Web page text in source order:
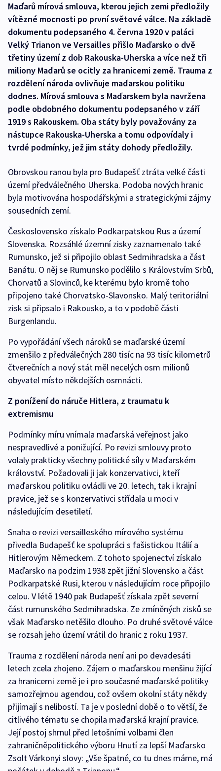
Maďarů mírová smlouva, kterou jejich zemi předložily
vítězné mocnosti po první světové válce. Na základě
dokumentu podepsaného 4. června 1920 v paláci
Velký Trianon ve Versailles přišlo Maďarsko o dvě
třetiny území z dob Rakouska-Uherska a více než tři
miliony Maďarů se ocitly za hranicemi země. Trauma z
rozdělení národa ovlivňuje maďarskou politiku
dodnes. Mírová smlouva s Maďarskem byla navržena
podle obdobného dokumentu podepsaného v září
1919 s Rakouskem. Oba státy byly považovány za
nástupce Rakouska-Uherska a tomu odpovídaly i
tvrdé podmínky, jež jim státy dohody předložily.
Obrovskou ranou byla pro Budapešť ztráta velké části
území předválečného Uherska. Podoba nových hranic
byla motivována hospodářskými a strategickými zájmy
sousedních zemí.
Československo získalo Podkarpatskou Rus a území
Slovenska. Rozsáhlé územní zisky zaznamenalo také
Rumunsko, jež si připojilo oblast Sedmihradska a část
Banátu. O něj se Rumunsko podělilo s Královstvím Srbů,
Chorvatů a Slovinců, ke kterému bylo kromě toho
připojeno také Chorvatsko-Slavonsko. Malý teritoriální
zisk si připsalo i Rakousko, a to v podobě části
Burgenlandu.
Po vypořádání všech nároků se maďarské území
zmenšilo z předválečných 280 tisíc na 93 tisíc kilometrů
čtverečních a nový stát měl necelých osm milionů
obyvatel místo někdejších osmnácti.
Z ponížení do náruče Hitlera, z traumatu k
extremismu
Podmínky míru vnímala maďarská veřejnost jako
nespravedlivé a ponižující. Po revizi smlouvy proto
volaly prakticky všechny politické síly v Maďarském
království. Požadovali ji jak konzervativci, kteří
maďarskou politiku ovládli ve 20. letech, tak i krajní
pravice, jež se s konzervativci střídala u moci v
následujícím desetiletí.
Snaha o revizi versailleského mírového systému
přivedla Budapešť ke spolupráci s fašistickou Itálií a
Hitlerovým Německem. Z tohoto spojenectví získalo
Maďarsko na podzim 1938 zpět jižní Slovensko a část
Podkarpatské Rusi, kterou v následujícím roce připojilo
celou. V létě 1940 pak Budapešť získala zpět severní
část rumunského Sedmihradska. Ze zmíněných zisků se
však Maďarsko netěšilo dlouho. Po druhé světové válce
se rozsah jeho území vrátil do hranic z roku 1937.
Trauma z rozdělení národa není ani po devadesáti
letech zcela zhojeno. Zájem o maďarskou menšinu žijící
za hranicemi země je i pro současné maďarské politiky
samozřejmou agendou, což ovšem okolní státy někdy
přijímají s nelibostí. Ta je v poslední době o to větší, že
citlivého tématu se chopila maďarská krajní pravice.
Její postoj shrnul před letošními volbami člen
zahraničněpolitického výboru Hnutí za lepší Maďarsko
Zsolt Várkonyi slovy: „Vše špatné, co tu dnes máme, má